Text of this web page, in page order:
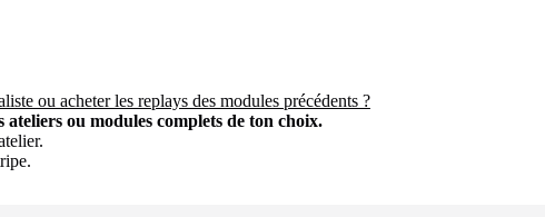
ou acheter les replays des modules précédents ?
ou modules complets de ton choix.